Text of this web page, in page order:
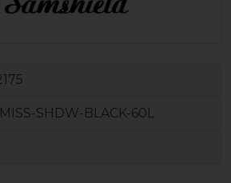
SHDW-BLACK-60L